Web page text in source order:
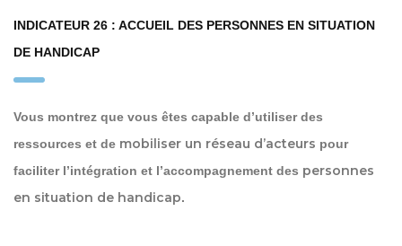
INDICATEUR 26 : ACCUEIL DES PERSONNES EN SITUATION
DE HANDICAP
Vous montrez que vous êtes capable d’utiliser des
ressources et de mobiliser un réseau d’acteurs pour
faciliter l’intégration et l’accompagnement des personnes
en situation de handicap.